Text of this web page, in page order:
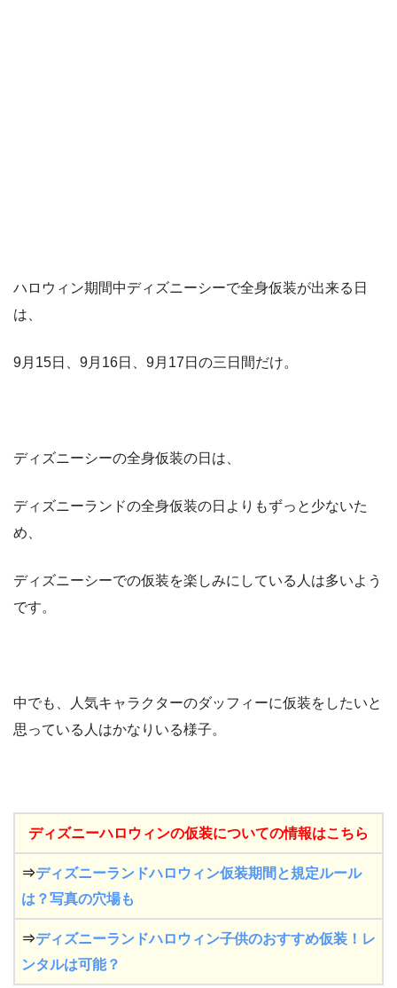
ハロウィン期間中ディズニーシーで全身仮装が出来る日
は、
9月15日、9月16日、9月17日の三日間だけ。
ディズニーシーの全身仮装の日は、
ディズニーランドの全身仮装の日よりもずっと少ないた
め、
ディズニーシーでの仮装を楽しみにしている人は多いよう
です。
中でも、人気キャラクターのダッフィーに仮装をしたいと
思っている人はかなりいる様子。
ディズニーハロウィンの仮装についての情報はこちら
⇒ディズニーランドハロウィン仮装期間と規定ルール
は？写真の穴場も
⇒ディズニーランドハロウィン子供のおすすめ仮装！レ
ンタルは可能？